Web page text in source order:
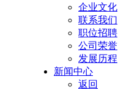
企业文化
联系我们
职位招聘
公司荣誉
发展历程
新闻中心
返回